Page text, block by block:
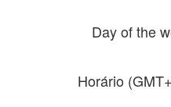
Day of the
Horário